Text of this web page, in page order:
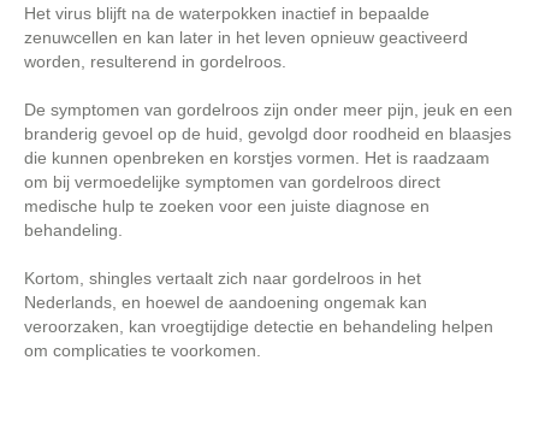
Het virus blijft na de waterpokken inactief in bepaalde
zenuwcellen en kan later in het leven opnieuw geactiveerd
worden, resulterend in gordelroos.
De symptomen van gordelroos zijn onder meer pijn, jeuk en een
branderig gevoel op de huid, gevolgd door roodheid en blaasjes
die kunnen openbreken en korstjes vormen. Het is raadzaam
om bij vermoedelijke symptomen van gordelroos direct
medische hulp te zoeken voor een juiste diagnose en
behandeling.
Kortom, shingles vertaalt zich naar gordelroos in het
Nederlands, en hoewel de aandoening ongemak kan
veroorzaken, kan vroegtijdige detectie en behandeling helpen
om complicaties te voorkomen.